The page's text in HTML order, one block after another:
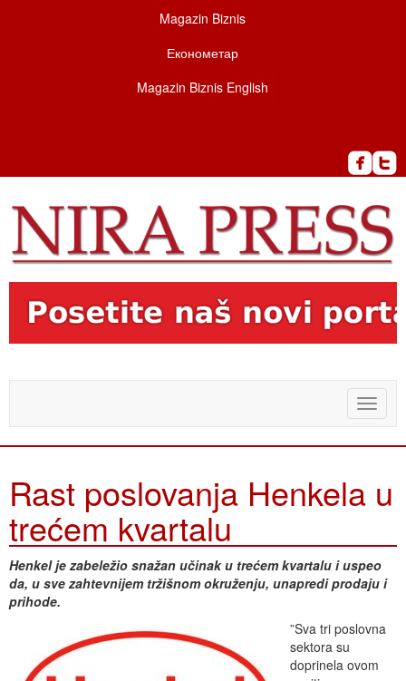
Magazin Biznis
Економетар
Magazin Biznis English
Toggle
Rast poslovanja Henkela u
trećem kvartalu
Henkel je zabeležio snažan učinak u trećem kvartalu i uspeo
da, u sve zahtevnijem tržišnom okruženju, unapredi prodaju i
prihode.
”Sva tri poslovna
sektora su
doprinela ovom